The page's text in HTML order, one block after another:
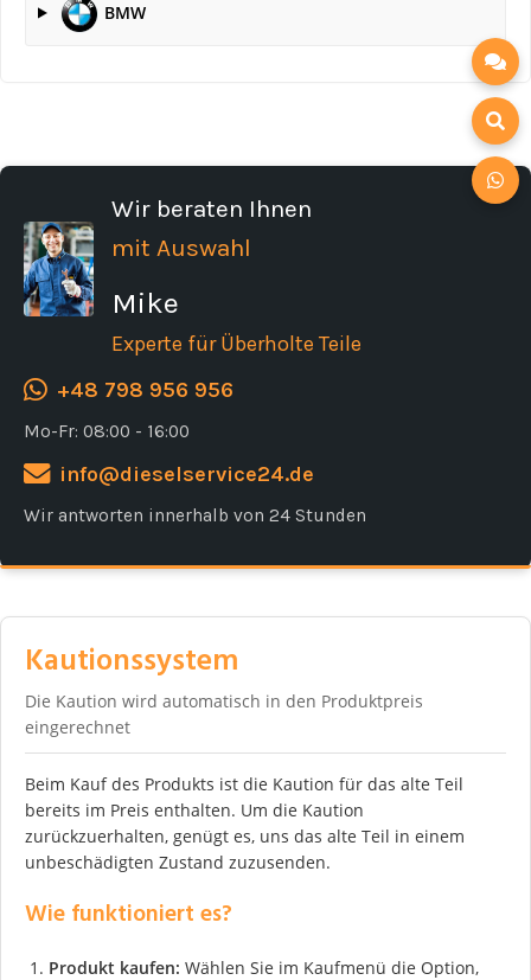
BMW
Wir beraten Ihnen
mit Auswahl
Mike
Experte für Überholte Teile
+48 798 956 956
Mo-Fr: 08:00 - 16:00
info@dieselservice24.de
Wir antworten innerhalb von 24 Stunden
Kautionssystem
Die Kaution wird automatisch in den Produktpreis
eingerechnet
Beim Kauf des Produkts ist die Kaution für das alte Teil
bereits im Preis enthalten. Um die Kaution
zurückzuerhalten, genügt es, uns das alte Teil in einem
unbeschädigten Zustand zuzusenden.
Wie funktioniert es?
Produkt kaufen: Wählen Sie im Kaufmenü die Option,